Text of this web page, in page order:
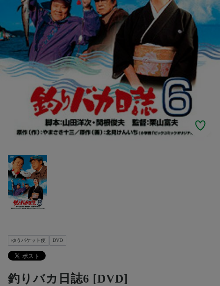
ゆうパケット便 DVD
釣りバカ日誌6 [DVD]